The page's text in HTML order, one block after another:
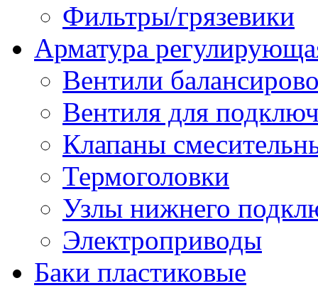
Фильтры/грязевики
Арматура
Вентили
Вентиля для
Клапаны
Термоголовки
Узлы нижнего
Электроприводы
Баки пластиковые